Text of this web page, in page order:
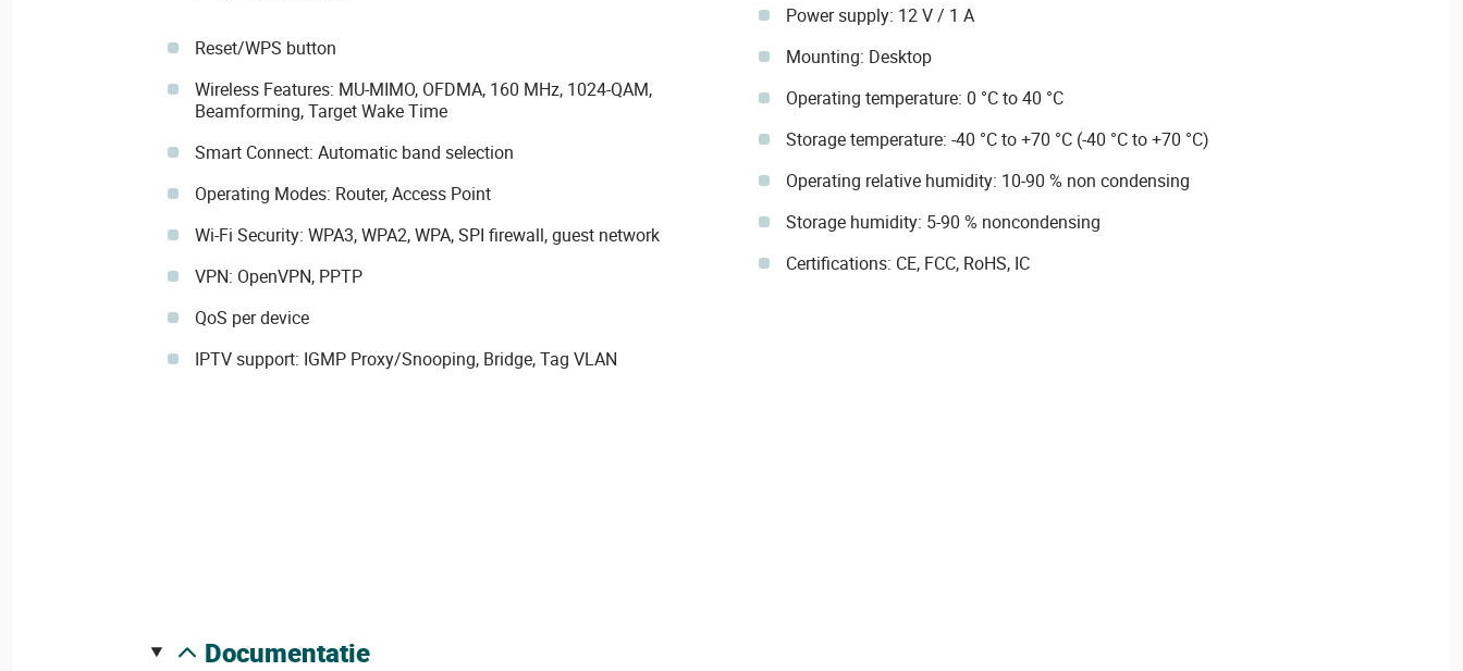
Reset/WPS button
Wireless Features: MU-MIMO, OFDMA, 160 MHz, 1024-QAM,
Beamforming, Target Wake Time
Smart Connect: Automatic band selection
Operating Modes: Router, Access Point
Wi-Fi Security: WPA3, WPA2, WPA, SPI firewall, guest network
VPN: OpenVPN, PPTP
QoS per device
IPTV support: IGMP Proxy/Snooping, Bridge, Tag VLAN
Power supply: 12 V / 1 A
Mounting: Desktop
Operating temperature: 0 °C to 40 °C
Storage temperature: -40 °C to +70 °C (-40 °C to +70 °C)
Operating relative humidity: 10-90 % non condensing
Storage humidity: 5-90 % noncondensing
Certifications: CE, FCC, RoHS, IC
documentatie